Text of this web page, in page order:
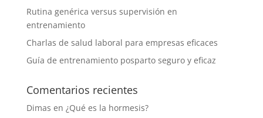
Rutina genérica versus supervisión en
entrenamiento
Charlas de salud laboral para empresas eficaces
Guía de entrenamiento posparto seguro y eficaz
Comentarios recientes
Dimas en ¿Qué es la hormesis?